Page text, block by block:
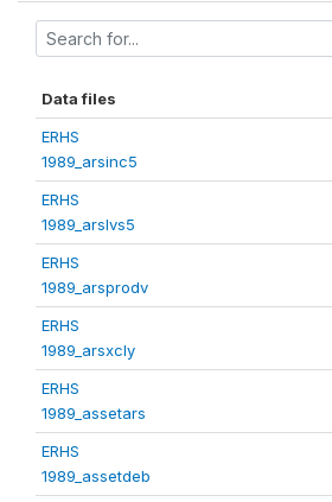
Data files
ERHS
1989_arsinc5
ERHS
1989_arslvs5
ERHS
1989_arsprodv
ERHS
1989_arsxcly
ERHS
1989_assetars
ERHS
1989_assetdeb